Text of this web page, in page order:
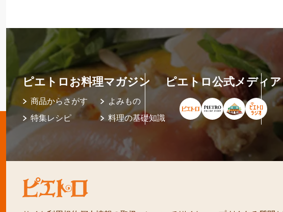
ピエトロお料理マガジン
商品からさがす
特集レシピ
よみもの
料理の基礎知識
ピエトロ公式メディア
ピエトロ公式サイト（新
ピエトロオンライン
ピエトロホー
ピエト